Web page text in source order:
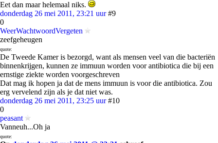
Eet dan maar helemaal niks.
donderdag 26 mei 2011, 23:21 uur #9
0
WeerWachtwoordVergeten
zeefgeheugen
quote:
De Tweede Kamer is bezorgd, want als mensen veel van die bacteriën
binnenkrijgen, kunnen ze immuun worden voor antibiotica die bij een
ernstige ziekte worden voorgeschreven
Dat mag ik hopen ja dat de mens immuun is voor die antibiotica. Zou
erg vervelend zijn als je dat niet was.
donderdag 26 mei 2011, 23:25 uur #10
0
peasant
Vanneuh...Oh ja
quote: